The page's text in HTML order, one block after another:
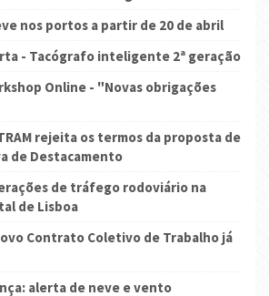
nos portos a partir de 20 de abril
- Tacógrafo inteligente 2ª geração
Online - "Novas obrigações
rejeita os termos da proposta de
de Destacamento
de tráfego rodoviário na
de Lisboa
Contrato Coletivo de Trabalho já
alerta de neve e vento